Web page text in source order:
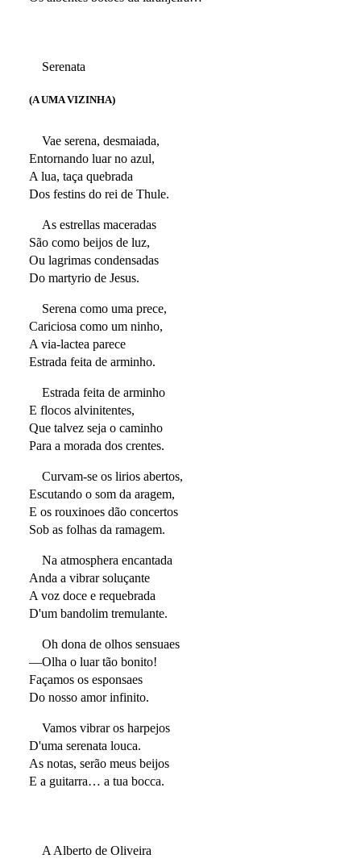
Serenata
(A UMA VIZINHA)
Vae serena, desmaiada,
Entornando luar no azul,
A lua, taça quebrada
Dos festins do rei de Thule.
As estrellas maceradas
São como beijos de luz,
Ou lagrimas condensadas
Do martyrio de Jesus.
Serena como uma prece,
Cariciosa como um ninho,
A via-lactea parece
Estrada feita de arminho.
Estrada feita de arminho
E flocos alvinitentes,
Que talvez seja o caminho
Para a morada dos crentes.
Curvam-se os lirios abertos,
Escutando o som da aragem,
E os rouxinoes dão concertos
Sob as folhas da ramagem.
Na atmosphera encantada
Anda a vibrar soluçante
A voz doce e requebrada
D'um bandolim tremulante.
Oh dona de olhos sensuaes
—Olha o luar tão bonito!
Façamos os esponsaes
Do nosso amor infinito.
Vamos vibrar os harpejos
D'uma serenata louca.
As notas, serão meus beijos
E a guitarra… a tua bocca.
A Alberto de Oliveira